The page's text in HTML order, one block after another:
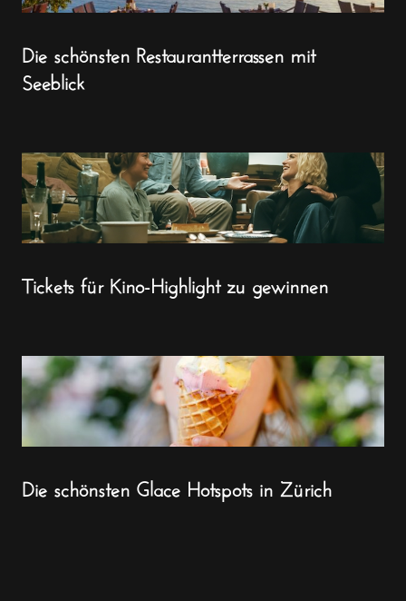
Die schönsten Restaurantterrassen mit
Seeblick
Tickets für Kino-Highlight zu gewinnen
Die schönsten Glace Hotspots in Zürich